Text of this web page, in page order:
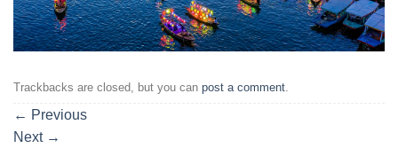
Trackbacks are closed, but you can post a comment
← Previous
Next →